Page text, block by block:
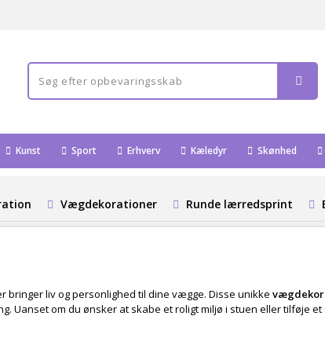
Kunst Sport Erhverv Kæledyr Skønhed
Vægdekorationer Runde lærredsprint
bringer liv og personlighed til dine vægge. Disse unikke
Uanset om du ønsker at skabe et roligt miljø i stuen eller tilføje